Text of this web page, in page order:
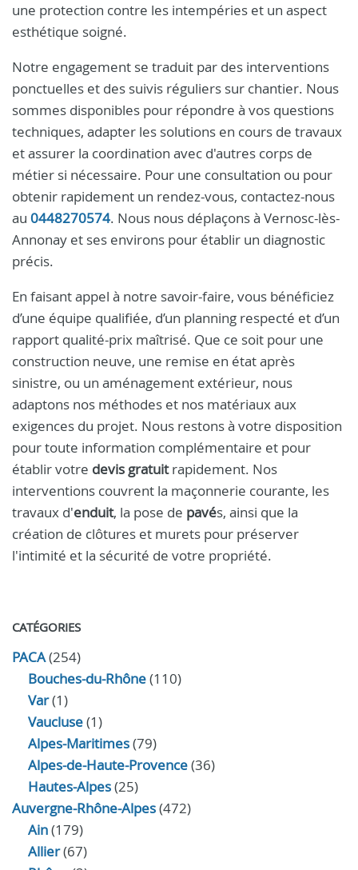
une protection contre les intempéries et un aspect
esthétique soigné.
Notre engagement se traduit par des interventions
ponctuelles et des suivis réguliers sur chantier. Nous
sommes disponibles pour répondre à vos questions
techniques, adapter les solutions en cours de travaux
et assurer la coordination avec d'autres corps de
métier si nécessaire. Pour une consultation ou pour
obtenir rapidement un rendez-vous, contactez-nous
au 0448270574. Nous nous déplaçons à Vernosc-lès-
Annonay et ses environs pour établir un diagnostic
précis.
En faisant appel à notre savoir-faire, vous bénéficiez
d’une équipe qualifiée, d’un planning respecté et d’un
rapport qualité-prix maîtrisé. Que ce soit pour une
construction neuve, une remise en état après
sinistre, ou un aménagement extérieur, nous
adaptons nos méthodes et nos matériaux aux
exigences du projet. Nous restons à votre disposition
pour toute information complémentaire et pour
établir votre devis gratuitrapidement. Nos
interventions couvrent la maçonnerie courante, les
travaux d'enduit, la pose de pavés, ainsi que la
création de clôtures et murets pour préserver
l'intimité et la sécurité de votre propriété.
CATÉGORIES
PACA(254)
Bouches-du-Rhône(110)
Var(1)
Vaucluse(1)
Alpes-Maritimes(79)
Alpes-de-Haute-Provence(36)
Hautes-Alpes(25)
Auvergne-Rhône-Alpes(472)
Ain(179)
Allier(67)